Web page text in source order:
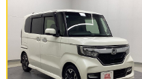
ースライドドア
純正15インチAW
純正ナビTV バッ
クカメラ ドラレ
WEB目玉車!!